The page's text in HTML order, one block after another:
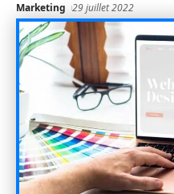
Marketing 29 juillet 2022